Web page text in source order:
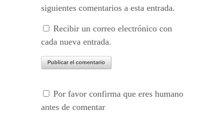
siguientes comentarios a esta entrada.
Recibir un correo electrónico con
cada nueva entrada.
Por favor confirma que eres humano
antes de comentar